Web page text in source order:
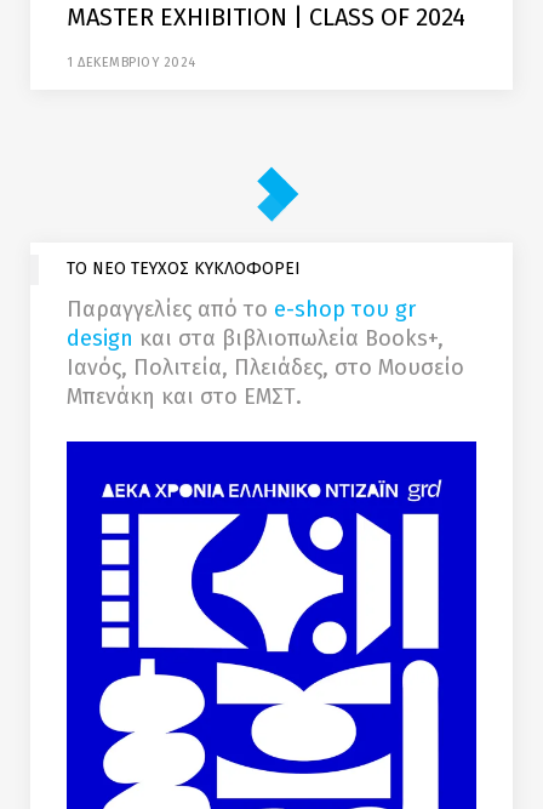
MASTER EXHIBITION | CLASS OF 2024
1 ΔΕΚΕΜΒΡΙΟΥ 2024
ΤΟ ΝΕΟ ΤΕΥΧΟΣ ΚΥΚΛΟΦΟΡΕΙ
Παραγγελίες από το e-shop του gr
design και στα βιβλιοπωλεία Books+,
Ιανός, Πολιτεία, Πλειάδες, στο Μουσείο
Μπενάκη και στο ΕΜΣΤ.